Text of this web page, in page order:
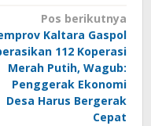
Pos berikutnya
Kaltara Gaspol
112 Koperasi
Merah Putih, Wagub:
Penggerak Ekonomi
Desa Harus Bergerak
Cepat